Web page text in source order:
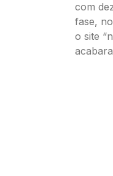
com
fase,
o site